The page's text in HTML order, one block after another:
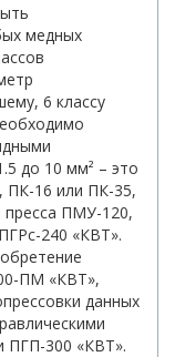
медных
6 классу
до 10 мм² – это
ПК-16 или ПК-35,
пресса ПМУ-120,
240 «КВТ».
ПМ «КВТ»,
данных
ПГП-300 «КВТ».